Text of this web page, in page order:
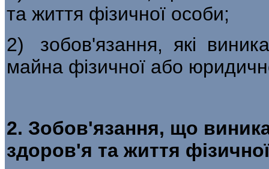
та життя фізичної особи;
2) зобов'язання, які
майна фізичної або
2. Зобов'язання, що
здоров'я та життя